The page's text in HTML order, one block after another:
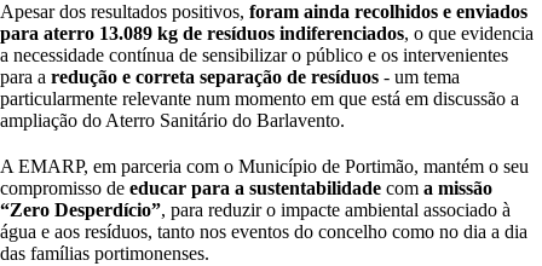
Apesar dos resultados positivos, foram ainda recolhidos e enviados
para aterro 13.089 kg de resíduos indiferenciados, o que evidencia
a necessidade contínua de sensibilizar o público e os intervenientes
para a redução e correta separação de resíduos - um tema
particularmente relevante num momento em que está em discussão a
ampliação do Aterro Sanitário do Barlavento.
A EMARP, em parceria com o Município de Portimão, mantém o seu
compromisso de educar para a sustentabilidade com a missão
“Zero Desperdício”, para reduzir o impacte ambiental associado à
água e aos resíduos, tanto nos eventos do concelho como no dia a dia
das famílias portimonenses.